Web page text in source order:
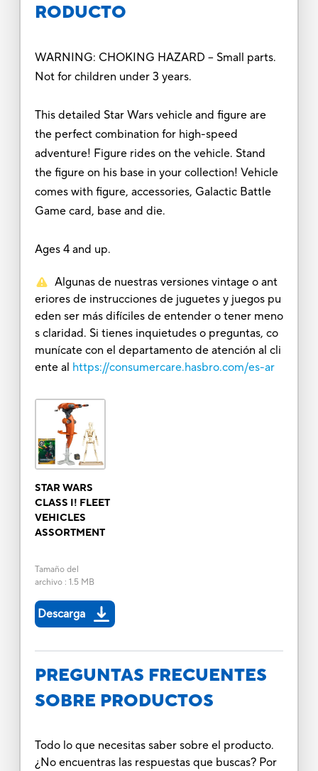
RODUCTO
WARNING: CHOKING HAZARD – Small parts.
Not for children under 3 years.
This detailed Star Wars vehicle and figure are
the perfect combination for high-speed
adventure! Figure rides on the vehicle. Stand
the figure on his base in your collection! Vehicle
comes with figure, accessories, Galactic Battle
Game card, base and die.
Ages 4 and up.
Algunas de nuestras versiones vintage o ant
eriores de instrucciones de juguetes y juegos pu
eden ser más difíciles de entender o tener meno
s claridad. Si tienes inquietudes o preguntas, co
munícate con el departamento de atención al cli
ente al https://consumercare.hasbro.com/es-ar
STAR WARS
CLASS I! FLEET
VEHICLES
ASSORTMENT
Tamaño del
archivo: 1.5 MB
Descarga
PREGUNTAS FRECUENTES
SOBRE PRODUCTOS
Todo lo que necesitas saber sobre el producto.
¿No encuentras las respuestas que buscas? Por